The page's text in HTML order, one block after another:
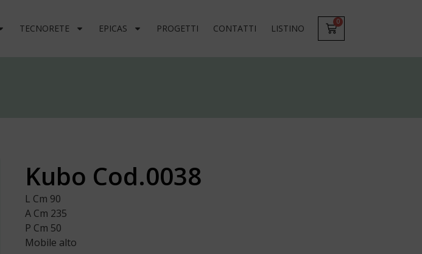
TECNORETE EPICAS PROGETTI CONTATTI LISTINO
0
Kubo Cod.0038
L Cm 90
A Cm 235
P Cm 50
Mobile alto